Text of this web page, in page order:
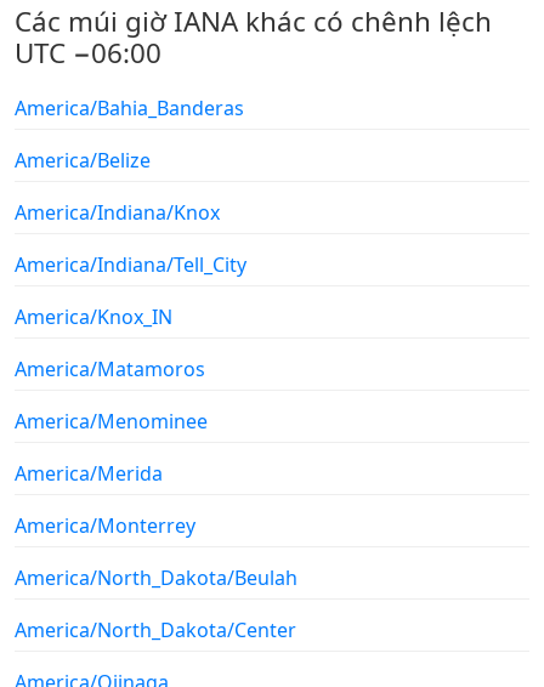
Các múi giờ IANA khác có chênh lệch
UTC −06:00
America/Bahia_Banderas
America/Belize
America/Indiana/Knox
America/Indiana/Tell_City
America/Knox_IN
America/Matamoros
America/Menominee
America/Merida
America/Monterrey
America/North_Dakota/Beulah
America/North_Dakota/Center